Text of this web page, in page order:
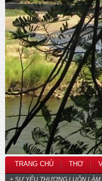
TRANG CHỦ THƠ
+ SỰ YÊU THƯƠNG LUÔN